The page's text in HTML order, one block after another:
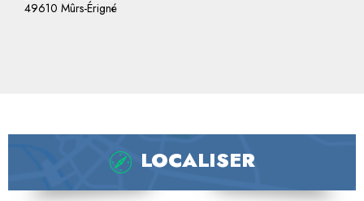
49610 Mûrs-Érigné
LOCALISER